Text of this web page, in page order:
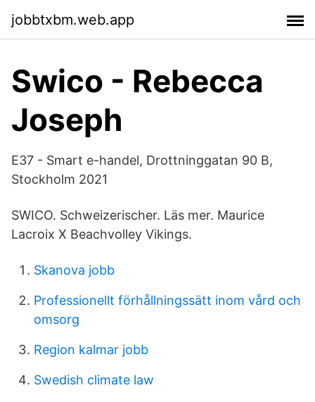
jobbtxbm.web.app
Swico - Rebecca
Joseph
E37 - Smart e-handel, Drottninggatan 90 B,
Stockholm 2021
SWICO. Schweizerischer. Läs mer. Maurice
Lacroix X Beachvolley Vikings.
Skanova jobb
Professionellt förhållningssätt inom vård och
omsorg
Region kalmar jobb
Swedish climate law